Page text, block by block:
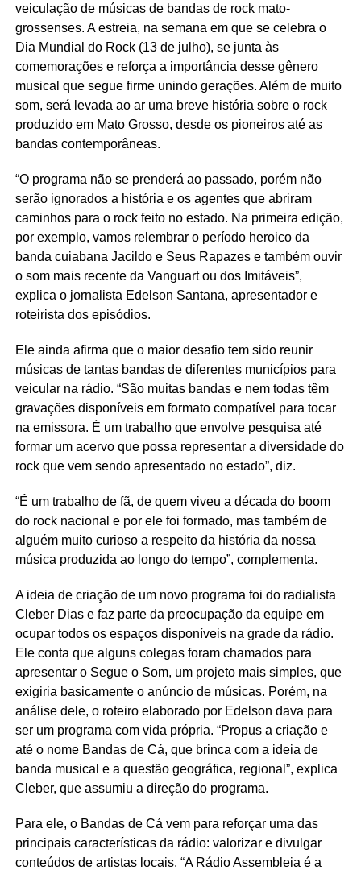
veiculação de músicas de bandas de rock mato-
grossenses. A estreia, na semana em que se celebra o
Dia Mundial do Rock (13 de julho), se junta às
comemorações e reforça a importância desse gênero
musical que segue firme unindo gerações. Além de muito
som, será levada ao ar uma breve história sobre o rock
produzido em Mato Grosso, desde os pioneiros até as
bandas contemporâneas.
“O programa não se prenderá ao passado, porém não
serão ignorados a história e os agentes que abriram
caminhos para o rock feito no estado. Na primeira edição,
por exemplo, vamos relembrar o período heroico da
banda cuiabana Jacildo e Seus Rapazes e também ouvir
o som mais recente da Vanguart ou dos Imitáveis”,
explica o jornalista Edelson Santana, apresentador e
roteirista dos episódios.
Ele ainda afirma que o maior desafio tem sido reunir
músicas de tantas bandas de diferentes municípios para
veicular na rádio. “São muitas bandas e nem todas têm
gravações disponíveis em formato compatível para tocar
na emissora. É um trabalho que envolve pesquisa até
formar um acervo que possa representar a diversidade do
rock que vem sendo apresentado no estado”, diz.
“É um trabalho de fã, de quem viveu a década do boom
do rock nacional e por ele foi formado, mas também de
alguém muito curioso a respeito da história da nossa
música produzida ao longo do tempo”, complementa.
A ideia de criação de um novo programa foi do radialista
Cleber Dias e faz parte da preocupação da equipe em
ocupar todos os espaços disponíveis na grade da rádio.
Ele conta que alguns colegas foram chamados para
apresentar o Segue o Som, um projeto mais simples, que
exigiria basicamente o anúncio de músicas. Porém, na
análise dele, o roteiro elaborado por Edelson dava para
ser um programa com vida própria. “Propus a criação e
até o nome Bandas de Cá, que brinca com a ideia de
banda musical e a questão geográfica, regional”, explica
Cleber, que assumiu a direção do programa.
Para ele, o Bandas de Cá vem para reforçar uma das
principais características da rádio: valorizar e divulgar
conteúdos de artistas locais. “A Rádio Assembleia é a